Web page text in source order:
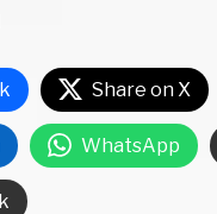
Share on X
WhatsApp